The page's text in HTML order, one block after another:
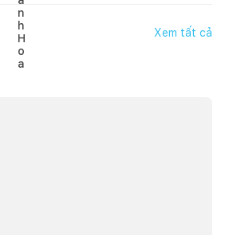
Xem tất cả